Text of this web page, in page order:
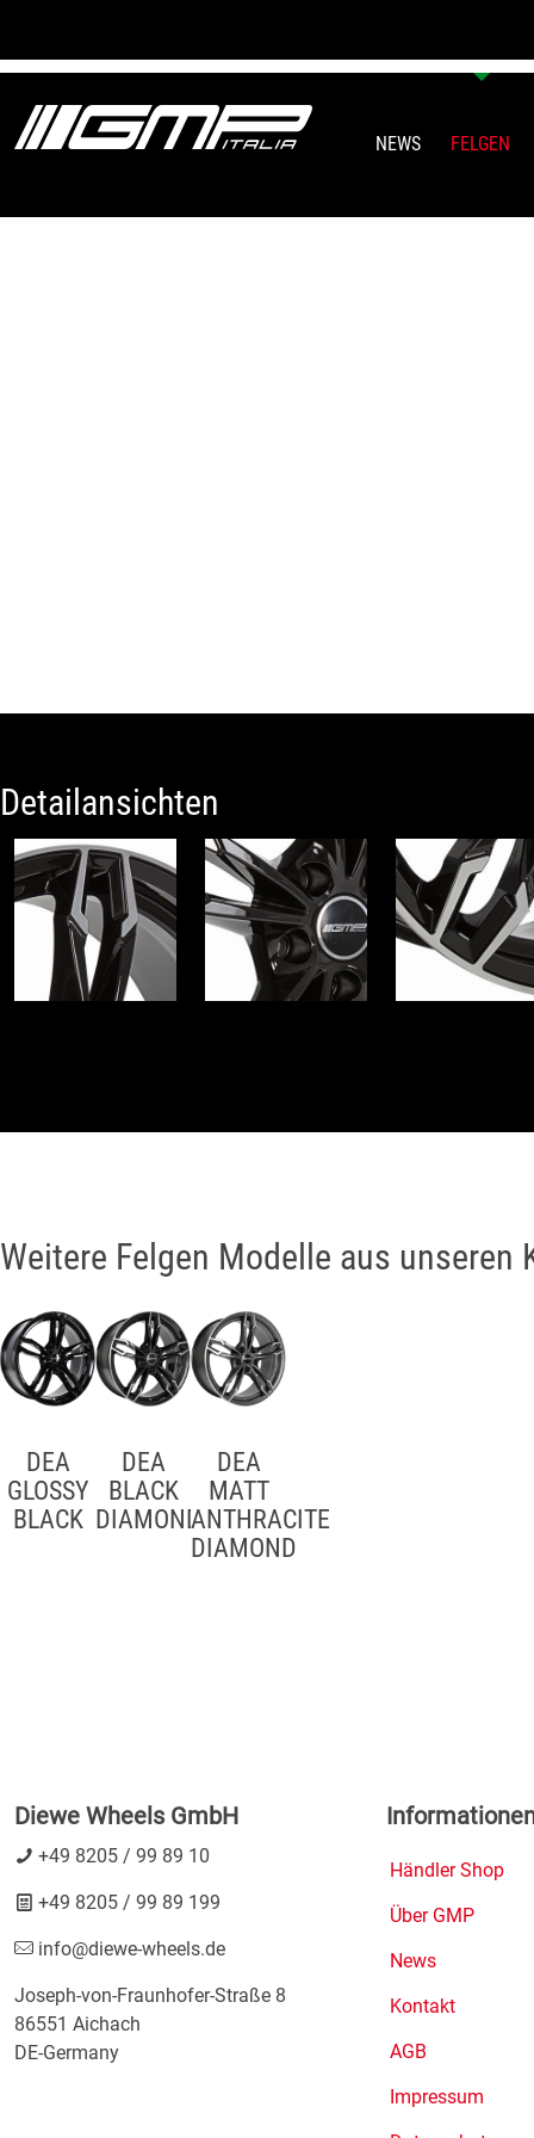
NEWS FELGEN
Detailansichten
Weitere Felgen Modelle aus unseren
DEA
GLOSSY
BLACK
DEA
BLACK
DIAMOND
DEA
MATT
ANTHRACITE
DIAMOND
Diewe Wheels GmbH
+49 8205 / 99 89 10
+49 8205 / 99 89 199
info@diewe-wheels.de
Joseph-von-Fraunhofer-Straße 8
86551 Aichach
DE-Germany
Händler Shop
Über GMP
News
Kontakt
AGB
Impressum